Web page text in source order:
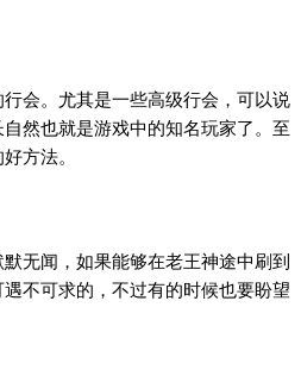
会。尤其是一些高级行会，可以说
然也就是游戏中的知名玩家了。至
方法。
无闻，如果能够在老王神途中刷到
不可求的，不过有的时候也要盼望